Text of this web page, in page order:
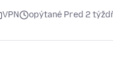
VPN opýtané Pred 2